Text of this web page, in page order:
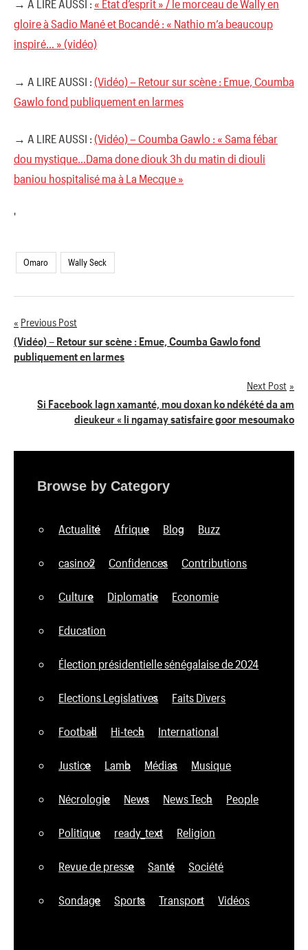
→ A LIRE AUSSI : « État d’esprit » / le morceau de Wally en
gloire à Sadio Mané et Bocandé : « Nathio m’a beaucoup
inspiré… » (vidéo)
→ A LIRE AUSSI : (Vidéo) – Retour sur scène : Emue, Coumba
Gawlo fond publiquement en larmes
→ A LIRE AUSSI : (Vidéo) – Coumba Gawlo : « Sama fébar
dou mystique…Dama done diouk 3h du matin di diouli
baniou hospitalisé ma à La Mecque »
'
Omaro Wally Seck
Navigation
de
Previous Post
(Vidéo) – Retour sur scène : Emue, Coumba Gawlo fond
publiquement en larmes
Next Post
Si Facebook lagn xamanté, mou doxan ko ndékété da am
dieukeur « li ngamay satisfaire goor mesoumako
Browse by Category
Actualité Afrique Blog Buzz
casino2 Confidences Contributions
Culture Diplomatie Economie
Education
Élection présidentielle sénégalaise de 2024
Elections Legislatives Faits Divers
Football Hi-tech International
Justice Lamb Médias Musique
Nécrologie News News Tech People
Politique ready_text Religion
Revue de presse Santé Société
Sondage Sports Transport Vidéos